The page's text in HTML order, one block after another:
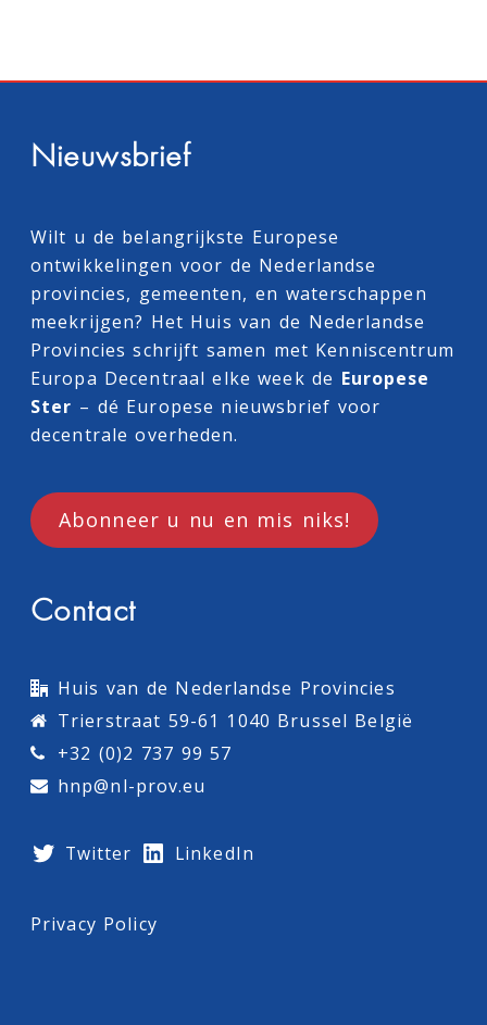
Nieuwsbrief
Wilt u de belangrijkste Europese
ontwikkelingen voor de Nederlandse
provincies, gemeenten, en waterschappen
meekrijgen? Het Huis van de Nederlandse
Provincies schrijft samen met Kenniscentrum
Europa Decentraal elke week de Europese
Ster – dé Europese nieuwsbrief voor
decentrale overheden.
Abonneer u nu en mis niks!
Contact
Huis van de Nederlandse Provincies
Trierstraat 59-61 1040 Brussel België
+32 (0)2 737 99 57
hnp@nl-prov.eu
Twitter LinkedIn
Privacy Policy